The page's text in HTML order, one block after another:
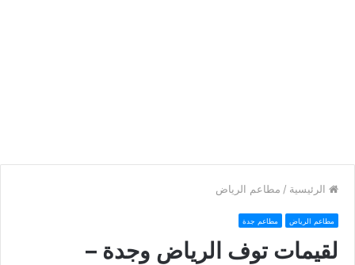
الرئيسية / مطاعم الرياض
مطاعم الرياض مطاعم جدة
لقيمات توف الرياض وجدة –